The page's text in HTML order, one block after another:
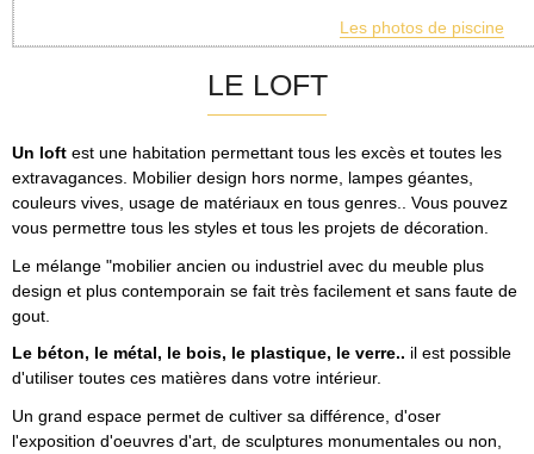
Les photos de piscine
LE LOFT
Un loft est une habitation permettant tous les excès et toutes les
extravagances. Mobilier design hors norme, lampes géantes,
couleurs vives, usage de matériaux en tous genres.. Vous pouvez
vous permettre tous les styles et tous les projets de décoration.
Le mélange "mobilier ancien ou industriel avec du meuble plus
design et plus contemporain se fait très facilement et sans faute de
gout.
Le béton, le métal, le bois, le plastique, le verre.. il est possible
d'utiliser toutes ces matières dans votre intérieur.
Un grand espace permet de cultiver sa différence, d'oser
l'exposition d'oeuvres d'art, de sculptures monumentales ou non,